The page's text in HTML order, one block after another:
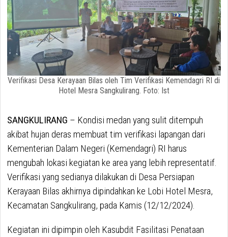
Verifikasi Desa Kerayaan Bilas oleh Tim Verifikasi Kemendagri RI di
Hotel Mesra Sangkulirang. Foto: Ist
SANGKULIRANG – Kondisi medan yang sulit ditempuh
akibat hujan deras membuat tim verifikasi lapangan dari
Kementerian Dalam Negeri (Kemendagri) RI harus
mengubah lokasi kegiatan ke area yang lebih representatif.
Verifikasi yang sedianya dilakukan di Desa Persiapan
Kerayaan Bilas akhirnya dipindahkan ke Lobi Hotel Mesra,
Kecamatan Sangkulirang, pada Kamis (12/12/2024).
Kegiatan ini dipimpin oleh Kasubdit Fasilitasi Penataan